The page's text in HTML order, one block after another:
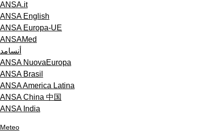
ANSA.it
ANSA English
ANSA Europa-UE
ANSAMed
أنسامد
ANSA NuovaEuropa
ANSA Brasil
ANSA America Latina
ANSA China 中国
ANSA India
Meteo